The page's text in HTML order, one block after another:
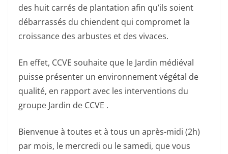
des huit carrés de plantation afin qu’ils soient
débarrassés du chiendent qui compromet la
croissance des arbustes et des vivaces.
En effet, CCVE souhaite que le Jardin médiéval
puisse présenter un environnement végétal de
qualité, en rapport avec les interventions du
groupe Jardin de CCVE .
Bienvenue à toutes et à tous un après-midi (2h)
par mois, le mercredi ou le samedi, que vous